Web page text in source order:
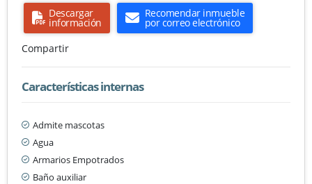
Descargar
información
Recomendar inmueble
por correo electrónico
Compartir
Características internas
Admite mascotas
Agua
Armarios Empotrados
Baño auxiliar